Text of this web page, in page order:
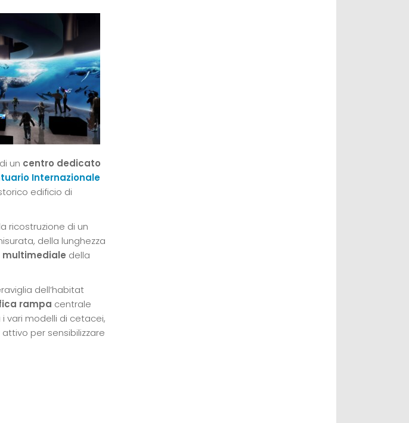
un centro dedicato
Internazionale
edificio di
ricostruzione di un
della lunghezza
della
dell’habitat
rampa centrale
i vari modelli di cetacei,
per sensibilizzare